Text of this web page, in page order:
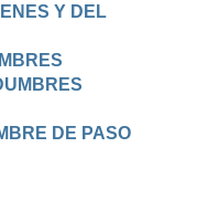
Y DEL
DE PASO